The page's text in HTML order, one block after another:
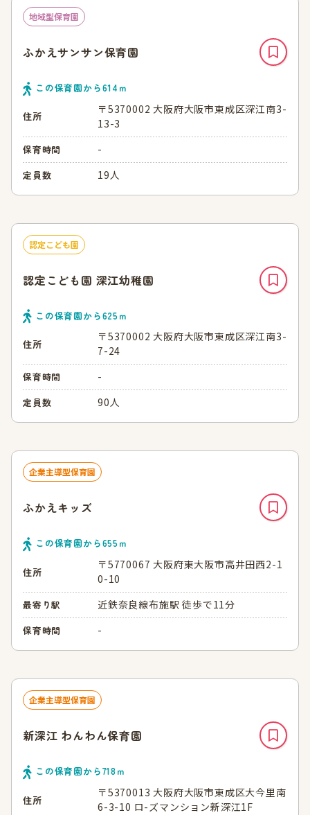
地域型保育園
ふかえサンサン保育園
この保育園から614 ｍ
住所
〒5370002 大阪府大阪市東成区深江南3-
13-3
保育時間 -
定員数 19人
認定こども園
認定こども園 深江幼稚園
この保育園から625ｍ
住所
〒5370002 大阪府大阪市東成区深江南3-
7-24
保育時間 -
定員数 90人
企業主導型保育園
ふかえキッズ
この保育園から655ｍ
住所
〒5770067 大阪府東大阪市高井田西2-1
0-10
最寄り駅 近鉄奈良線布施駅 徒歩で11分
保育時間 -
企業主導型保育園
新深江 わんわん保育園
この保育園から718ｍ
住所
〒5370013 大阪府大阪市東成区大今里南
6-3-10 ロ-ズマンション新深江1F